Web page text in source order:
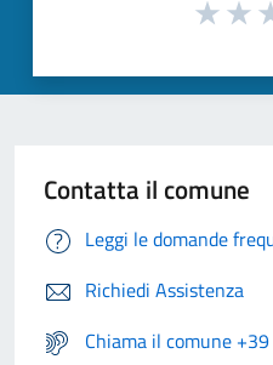
Contatta il comune
Leggi le domande
Richiedi Assistenza
Chiama il comune